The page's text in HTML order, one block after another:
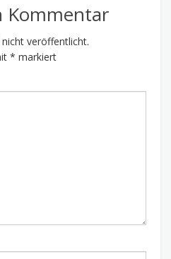
Kommentar
veröffentlicht.
* markiert